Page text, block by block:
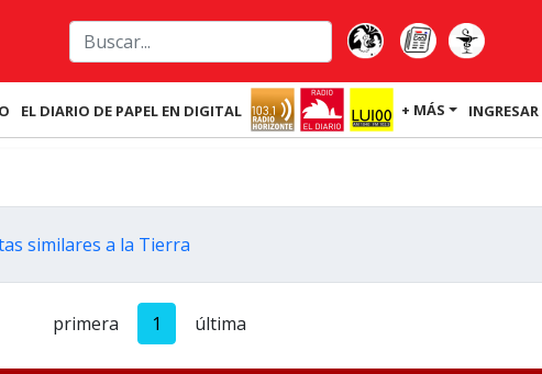
EL DIARIO DE PAPEL EN DIGITAL + MÁS INGRESAR
similares a la Tierra
primera 1 última